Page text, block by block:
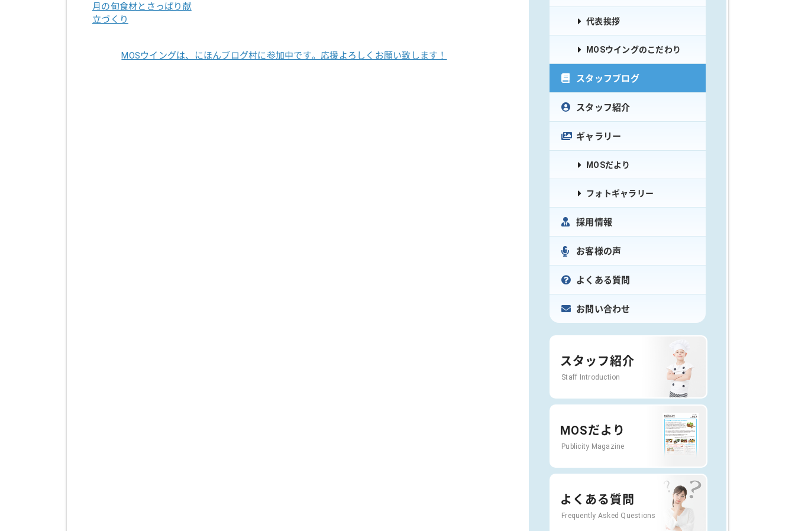
月の旬食材とさっぱり献
立づくり
MOSウイングは、にほんブログ村に参加中です。 応援よろしくお願い致します！
代表挨拶
MOSウイングのこだわり
スタッフブログ
スタッフ紹介
ギャラリー
MOSだより
フォトギャラリー
採用情報
お客様の声
よくある質問
お問い合わせ
スタッフ紹介
Staff Introduction
MOSだより
Publicity Magazine
よくある質問
Frequently Asked Questions